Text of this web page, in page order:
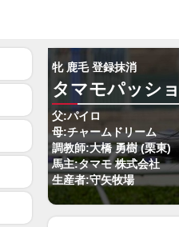
牝 鹿毛 登録抹消
タマモパッシ
父:パイロ
母:チャームドリーム
調教師:大橋 勇樹 (栗東)
馬主:タマモ 株式会社
生産者:守矢牧場